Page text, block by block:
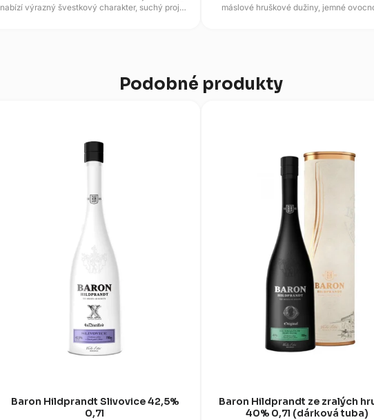
nabízí výrazný švestkový charakter, suchý projev
máslové hruškové dužiny, jemné
Podobné produkty
Baron Hildprandt Slivovice 42,5%
0,7l
Baron Hildprandt ze zralých
40% 0,7l (dárková tuba)